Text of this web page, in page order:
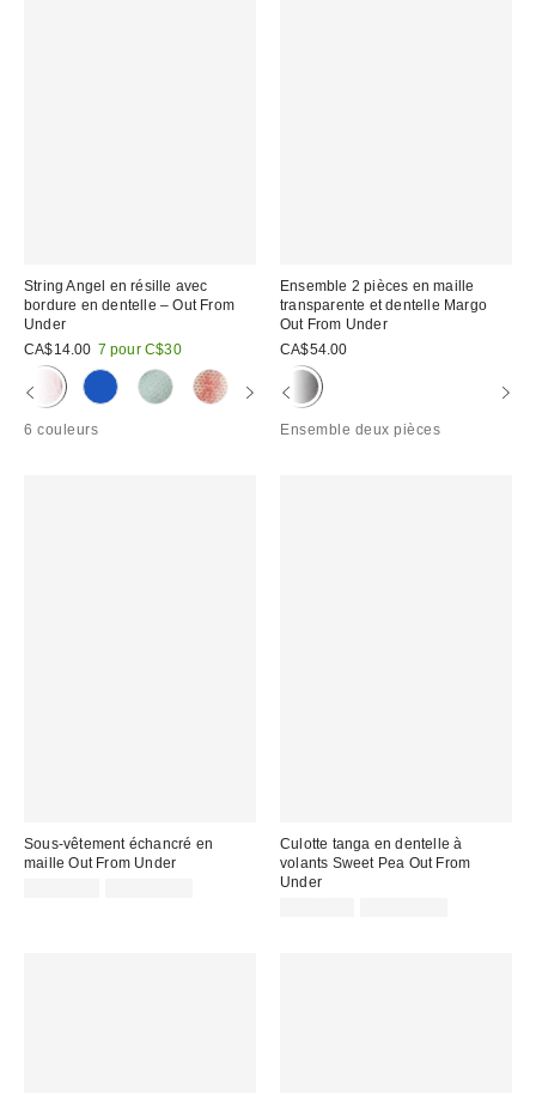
String Angel en résille avec
bordure en dentelle – Out From
Under
CA$14.00 7 pour C$30
6 couleurs
Ensemble 2 pièces en maille
transparente et dentelle Margo
Out From Under
CA$54.00
Ensemble deux pièces
Sous-vêtement échancré en
maille Out From Under
Culotte tanga en dentelle à
volants Sweet Pea Out From
Under